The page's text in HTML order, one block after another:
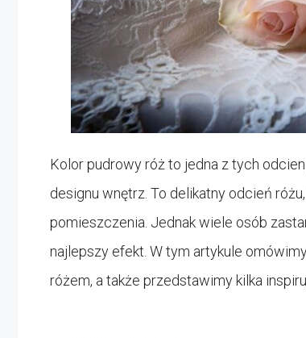
Kolor pudrowy róż to jedna z tych
designu wnętrz. To delikatny odcień
pomieszczenia. Jednak wiele osób
najlepszy efekt. W tym artykule
różem, a także przedstawimy kilka